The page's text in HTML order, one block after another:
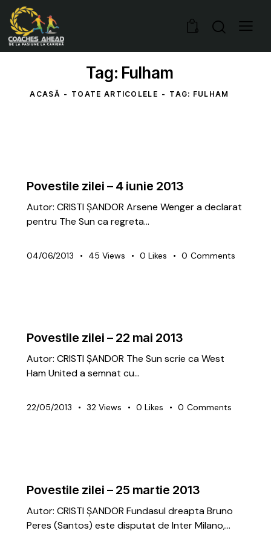
0
Tag: Fulham
ACASĂ TOATE ARTICOLELE TAG: FULHAM
Povestile zilei – 4 iunie 2013
Autor: CRISTI ȘANDOR Arsene Wenger a declarat
pentru The Sun ca regreta…
04/06/2013 45 Views 0 Likes 0 Comments
Povestile zilei – 22 mai 2013
Autor: CRISTI ȘANDOR The Sun scrie ca West
Ham United a semnat cu…
22/05/2013 32 Views 0 Likes 0 Comments
Povestile zilei – 25 martie 2013
Autor: CRISTI ȘANDOR Fundasul dreapta Bruno
Peres (Santos) este disputat de Inter Milano,…